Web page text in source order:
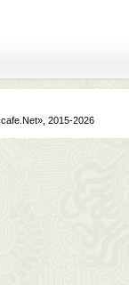
2015-2026